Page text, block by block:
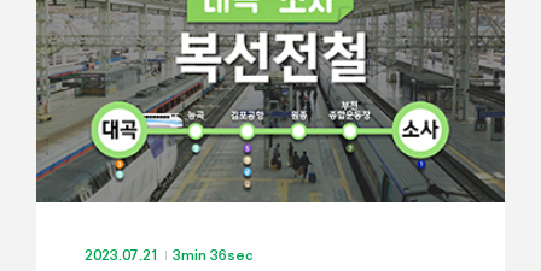
2023.07.21 3min 36sec